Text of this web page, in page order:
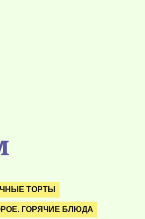
ТОРТЫ
ГОРЯЧИЕ БЛЮДА